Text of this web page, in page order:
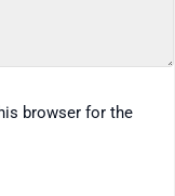
browser for the